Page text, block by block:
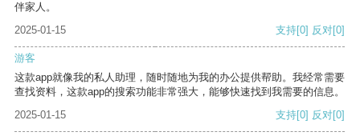
伴家人。
2025-01-15
支持[0] 反对[0]
游客
这款app就像我的私人助理，随时随地为我的办公提供帮助。我经常需要
查找资料，这款app的搜索功能非常强大，能够快速找到我需要的信息。
2025-01-15
支持[0] 反对[0]